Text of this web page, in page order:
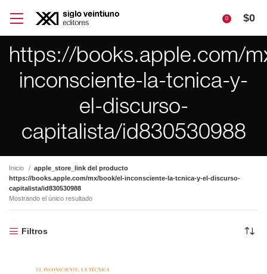
0 $0
https://books.apple.com/
inconsciente-la-tcnica-y-
el-discurso-
capitalista/id830530988
Inicio
apple_store_link del producto
https://books.apple.com/mx/book/el-inconsciente-la-tcnica-y-el-discurso-
capitalista/id830530988
Mostrando el único resultado
Filtros